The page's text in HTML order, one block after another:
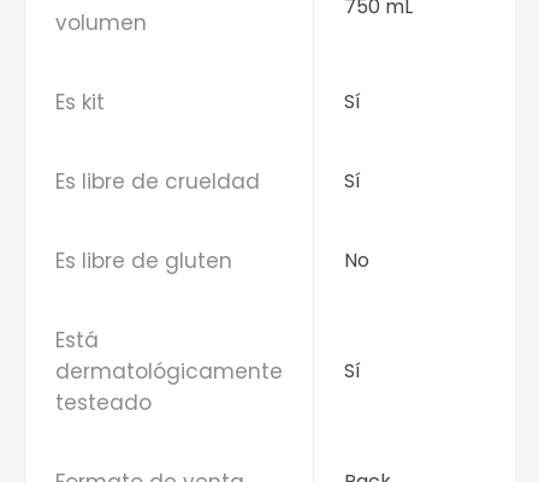
volumen
750 mL
Es kit Sí
Es libre de crueldad Sí
Es libre de gluten No
Está
dermatológicamente
testeado
Sí